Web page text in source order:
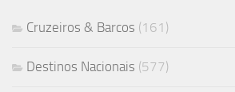
Cruzeiros & Barcos (161)
Destinos Nacionais (577)